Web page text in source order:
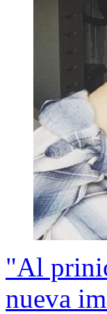
"Al
nueva